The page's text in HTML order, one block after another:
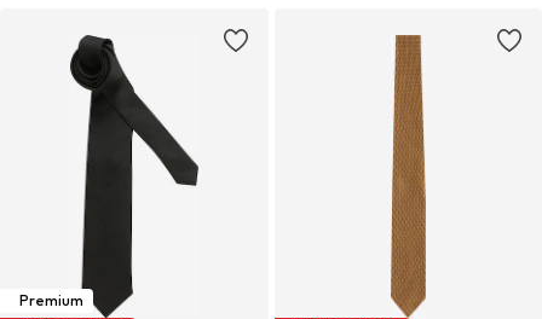
Premium